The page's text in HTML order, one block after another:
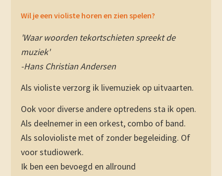
Wil je een violiste horen en zien spelen?
'Waar woorden tekortschieten spreekt de
muziek'
-Hans Christian Andersen
Als violiste verzorg ik livemuziek op uitvaarten.
Ook voor diverse andere optredens sta ik open.
Als deelnemer in een orkest, combo of band.
Als solovioliste met of zonder begeleiding. Of
voor studiowerk.
Ik ben een bevoegd en allround